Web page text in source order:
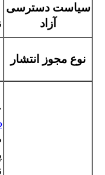
سیاست دسترسی
آزاد
نوع مجوز انتشار